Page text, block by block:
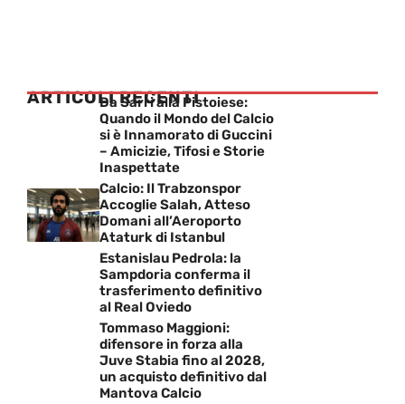
ARTICOLI RECENTI
Da Sarri alla Pistoiese:
Quando il Mondo del Calcio
si è Innamorato di Guccini
– Amicizie, Tifosi e Storie
Inaspettate
Calcio: Il Trabzonspor
Accoglie Salah, Atteso
Domani all’Aeroporto
Ataturk di Istanbul
Estanislau Pedrola: la
Sampdoria conferma il
trasferimento definitivo
al Real Oviedo
Tommaso Maggioni:
difensore in forza alla
Juve Stabia fino al 2028,
un acquisto definitivo dal
Mantova Calcio